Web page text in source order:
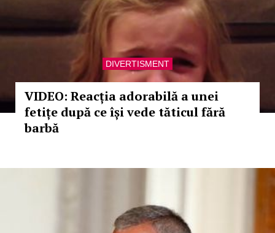
DIVERTISMENT
VIDEO: Reacția adorabilă a unei
fetițe după ce își vede tăticul fără
barbă